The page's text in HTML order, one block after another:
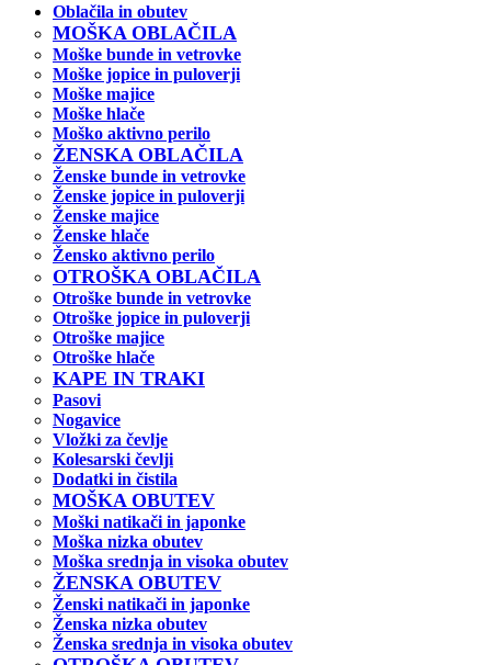
Oblačila in obutev
MOŠKA OBLAČILA
Moške bunde in vetrovke
Moške jopice in puloverji
Moške majice
Moške hlače
Moško aktivno perilo
ŽENSKA OBLAČILA
Ženske bunde in vetrovke
Ženske jopice in puloverji
Ženske majice
Ženske hlače
Žensko aktivno perilo
OTROŠKA OBLAČILA
Otroške bunde in vetrovke
Otroške jopice in puloverji
Otroške majice
Otroške hlače
KAPE IN TRAKI
Pasovi
Nogavice
Vložki za čevlje
Kolesarski čevlji
Dodatki in čistila
MOŠKA OBUTEV
Moški natikači in japonke
Moška nizka obutev
Moška srednja in visoka obutev
ŽENSKA OBUTEV
Ženski natikači in japonke
Ženska nizka obutev
Ženska srednja in visoka obutev